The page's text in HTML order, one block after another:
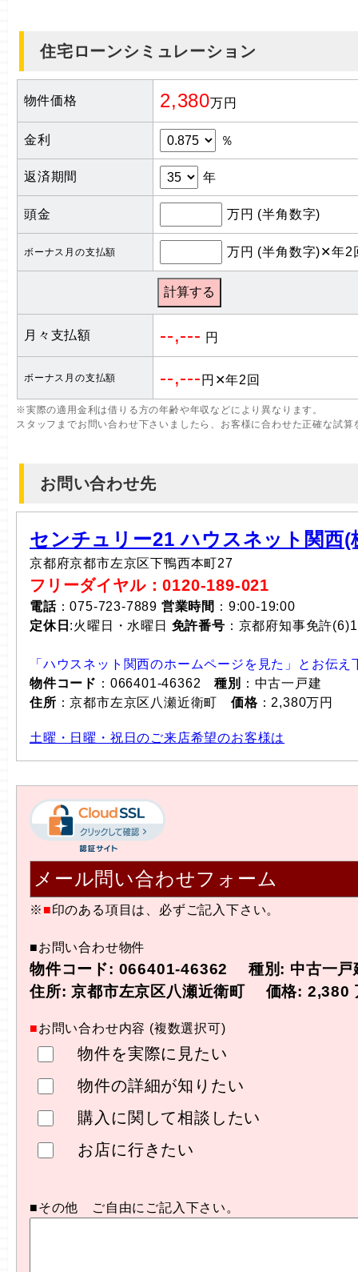
住宅ローンシミュレーション
物件価格 2,380万円
金利 ％
返済期間 年
頭金 万円 (半角数字)
ボーナス月の支払額 万円 (半角数字)✕年2
月々支払額 --,--- 円
ボーナス月の支払額 --,--- 円✕年2回
※実際の適用金利は借りる方の年齢や年収などにより異なります。
スタッフまでお問い合わせ下さいましたら、お客様に合わせた正確な試算
お問い合わせ先
センチュリー21 ハウスネット関西(
京都府京都市左京区下鴨西本町27
フリーダイヤル：0120-189-021
電話：075-723-7889 営業時間 ：9:00-19:00
定休日 :火曜日・水曜日 免許番号 ：京都府知事免許
「ハウスネット関西のホームページを見た」とお伝え
物件コード ：066401-46362 種別
：中古一戸建
住所 ：京都市左京区八瀬近衛町価格：2,380万円
土曜・日曜・祝日のご来店希望のお客様は
メール問い合わせフォーム
※ ■印のある項目は、必ずご記入下さい。
■お問い合わせ物件
物件コード: 066401-46362 種別: 中古一戸
住所: 京都市左京区八瀬近衛町 価格: 2,380
■お問い合わせ内容 (複数選択可)
物件を実際に見たい
物件の詳細が知りたい
購入に関して相談したい
お店に行きたい
■その他 ご自由にご記入下さい。